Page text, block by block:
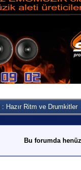
: Hazır Ritm ve Drumkitler
Bu forumda